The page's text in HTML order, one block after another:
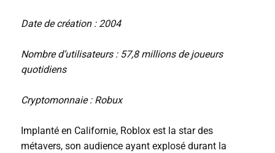
Date de création : 2004
Nombre d’utilisateurs : 57,8 millions de joueurs
quotidiens
Cryptomonnaie : Robux
Implanté en Californie, Roblox est la star des
métavers, son audience ayant explosé durant la